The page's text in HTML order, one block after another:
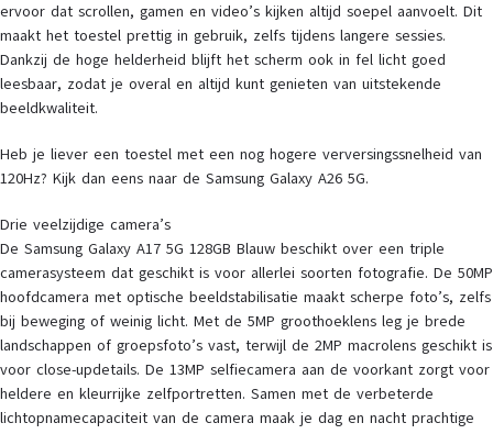
ervoor dat scrollen, gamen en video’s kijken altijd soepel aanvoelt. Dit
maakt het toestel prettig in gebruik, zelfs tijdens langere sessies.
Dankzij de hoge helderheid blijft het scherm ook in fel licht goed
leesbaar, zodat je overal en altijd kunt genieten van uitstekende
beeldkwaliteit.
Heb je liever een toestel met een nog hogere verversingssnelheid van
120Hz? Kijk dan eens naar de Samsung Galaxy A26 5G.
Drie veelzijdige camera’s
De Samsung Galaxy A17 5G 128GB Blauw beschikt over een triple
camerasysteem dat geschikt is voor allerlei soorten fotografie. De 50MP
hoofdcamera met optische beeldstabilisatie maakt scherpe foto’s, zelfs
bij beweging of weinig licht. Met de 5MP groothoeklens leg je brede
landschappen of groepsfoto’s vast, terwijl de 2MP macrolens geschikt is
voor close-updetails. De 13MP selfiecamera aan de voorkant zorgt voor
heldere en kleurrijke zelfportretten. Samen met de verbeterde
lichtopnamecapaciteit van de camera maak je dag en nacht prachtige